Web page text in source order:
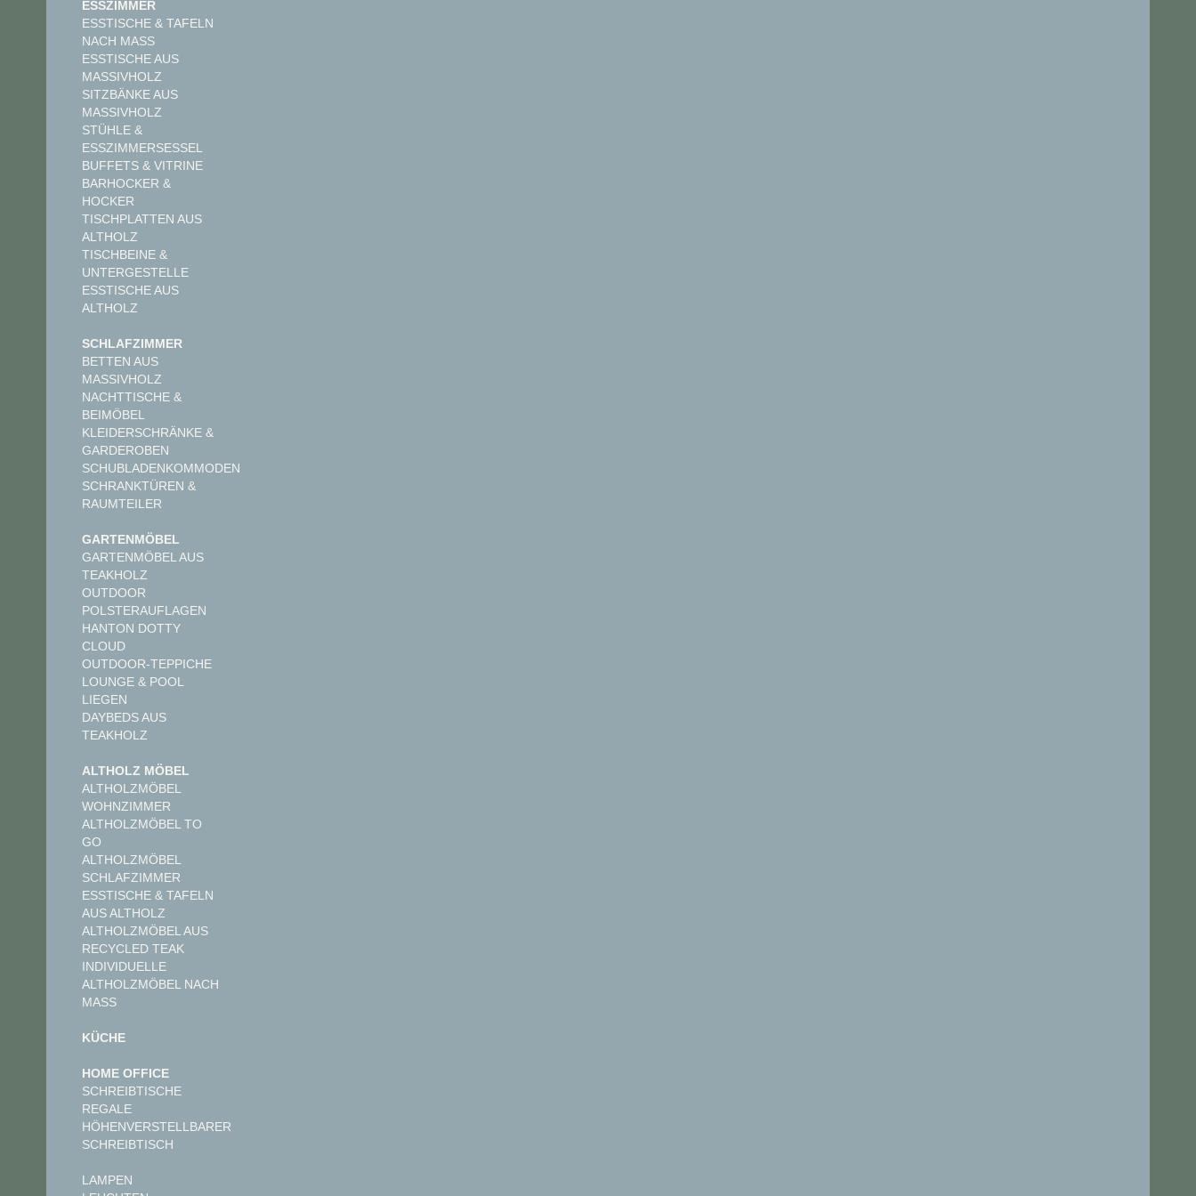
ESSZIMMER
ESSTISCHE & TAFELN
NACH MASS
ESSTISCHE AUS
MASSIVHOLZ
SITZBÄNKE AUS
MASSIVHOLZ
STÜHLE &
ESSZIMMERSESSEL
BUFFETS & VITRINE
BARHOCKER &
HOCKER
TISCHPLATTEN AUS
ALTHOLZ
TISCHBEINE &
UNTERGESTELLE
ESSTISCHE AUS
ALTHOLZ
SCHLAFZIMMER
BETTEN AUS
MASSIVHOLZ
NACHTTISCHE &
BEIMÖBEL
KLEIDERSCHRÄNKE &
GARDEROBEN
SCHUBLADENKOMMODEN
SCHRANKTÜREN &
RAUMTEILER
GARTENMÖBEL
GARTENMÖBEL AUS
TEAKHOLZ
OUTDOOR
POLSTERAUFLAGEN
HANTON DOTTY
CLOUD
OUTDOOR-TEPPICHE
LOUNGE & POOL
LIEGEN
DAYBEDS AUS
TEAKHOLZ
ALTHOLZ MÖBEL
ALTHOLZMÖBEL
WOHNZIMMER
ALTHOLZMÖBEL TO
GO
ALTHOLZMÖBEL
SCHLAFZIMMER
ESSTISCHE & TAFELN
AUS ALTHOLZ
ALTHOLZMÖBEL AUS
RECYCLED TEAK
INDIVIDUELLE
ALTHOLZMÖBEL NACH
MASS
KÜCHE
HOME OFFICE
SCHREIBTISCHE
REGALE
HÖHENVERSTELLBARER
SCHREIBTISCH
LAMPEN